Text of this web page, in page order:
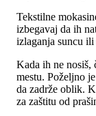
Tekstilne
izbegavaj da ih
izlaganja suncu
Kada ih ne nosiš,
mestu. Poželjno
da zadrže oblik.
za zaštitu od